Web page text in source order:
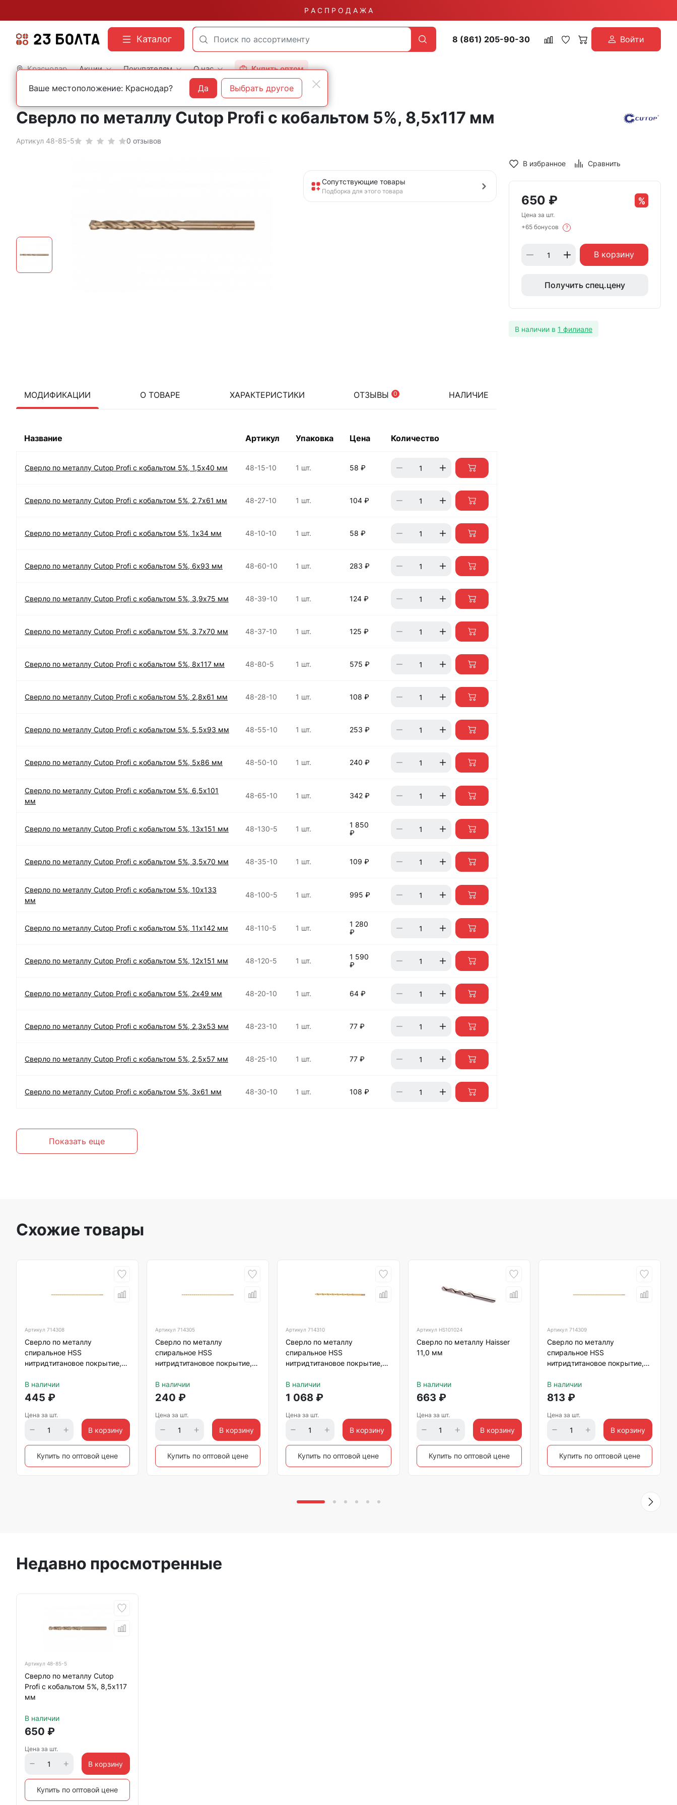
Р А С П Р О Д А Ж А
Каталог 8 (861) 205-90-30 Войти
Краснодар Акции Покупателям О нас Купить оптом
Главная Оснастка Сверла По металлу Кобальтовые
Сверло по металлу Cutop Profi с кобальтом 5%, 8,5х117 мм
Артикул 48-85-5 0 отзывов
Сопутствующие товары
Подборка для этого товара
МОДИФИКАЦИИ О ТОВАРЕ ХАРАКТЕРИСТИКИ ОТЗЫВЫ 0 НАЛИЧИЕ
Название Артикул Упаковка Цена Количество
Сверло по металлу Cutop Profi с кобальтом 5%, 1,5х40 мм 48-15-10 1 шт. 58 ₽
Сверло по металлу Cutop Profi с кобальтом 5%, 2,7х61 мм 48-27-10 1 шт. 104 ₽
Сверло по металлу Cutop Profi с кобальтом 5%, 1х34 мм 48-10-10 1 шт. 58 ₽
Сверло по металлу Cutop Profi с кобальтом 5%, 6х93 мм 48-60-10 1 шт. 283 ₽
Сверло по металлу Cutop Profi с кобальтом 5%, 3,9х75 мм 48-39-10 1 шт. 124 ₽
Сверло по металлу Cutop Profi с кобальтом 5%, 3,7х70 мм 48-37-10 1 шт. 125 ₽
Сверло по металлу Cutop Profi с кобальтом 5%, 8х117 мм 48-80-5 1 шт. 575 ₽
Сверло по металлу Cutop Profi с кобальтом 5%, 2,8х61 мм 48-28-10 1 шт. 108 ₽
Сверло по металлу Cutop Profi с кобальтом 5%, 5,5х93 мм 48-55-10 1 шт. 253 ₽
Сверло по металлу Cutop Profi с кобальтом 5%, 5х86 мм 48-50-10 1 шт. 240 ₽
Сверло по металлу Cutop Profi с кобальтом 5%, 6,5х101
мм
48-65-10 1 шт. 342 ₽
Сверло по металлу Cutop Profi с кобальтом 5%, 13х151 мм 48-130-5 1 шт.
1 850
₽
Сверло по металлу Cutop Profi с кобальтом 5%, 3,5х70 мм 48-35-10 1 шт. 109 ₽
Сверло по металлу Cutop Profi с кобальтом 5%, 10х133
мм
48-100-5 1 шт. 995 ₽
Сверло по металлу Cutop Profi с кобальтом 5%, 11х142 мм 48-110-5 1 шт.
1 280
₽
Сверло по металлу Cutop Profi с кобальтом 5%, 12х151 мм 48-120-5 1 шт.
1 590
₽
Сверло по металлу Cutop Profi с кобальтом 5%, 2х49 мм 48-20-10 1 шт. 64 ₽
Сверло по металлу Cutop Profi с кобальтом 5%, 2,3х53 мм 48-23-10 1 шт. 77 ₽
Сверло по металлу Cutop Profi с кобальтом 5%, 2,5х57 мм 48-25-10 1 шт. 77 ₽
Сверло по металлу Cutop Profi с кобальтом 5%, 3х61 мм 48-30-10 1 шт. 108 ₽
Показать еще
В избранное Сравнить
650 ₽
Цена за шт.
+65 бонусов
?
В корзину
Получить спец.цену
В наличии в 1 филиале
Схожие товары
Артикул 714308
Сверло по металлу
спиральное HSS
нитридтитановое покрытие,
В наличии
445 ₽
Цена за шт.
В корзину
Купить по оптовой цене
Артикул714305
Сверло по металлу
спиральное HSS
нитридтитановое покрытие,
В наличии
240 ₽
Цена за шт.
В корзину
Купить по оптовой цене
Артикул714310
Сверло по металлу
спиральное HSS
нитридтитановое покрытие,
В наличии
1 068 ₽
Цена за шт.
В корзину
Купить по оптовой цене
Артикул HS101024
Сверло по металлу Haisser
11,0 мм
В наличии
663 ₽
Цена за шт.
В корзину
Купить по оптовой цене
Артикул 714309
Сверло по металлу
спиральное HSS
нитридтитановое покрытие,
В наличии
813 ₽
Цена за шт.
В корзину
Купить по оптовой цене
Недавно просмотренные
Артикул 48-85-5
Сверло по металлу Cutop
Profi с кобальтом 5%, 8,5х117
мм
В наличии
650 ₽
Цена за шт.
В корзину
Купить по оптовой цене
Ваше местоположение: Краснодар? Да Выбрать другое